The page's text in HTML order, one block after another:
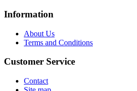
Information
About Us
Terms and Conditions
Customer Service
Contact